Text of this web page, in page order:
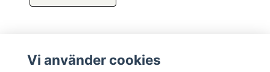
Vi använder cookies